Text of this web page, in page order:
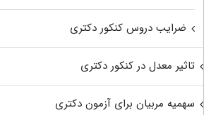
ضرایب دروس کنکور دکتری
تاثیر معدل در کنکور دکتری
سهمیه مربیان برای آزمون دکتری